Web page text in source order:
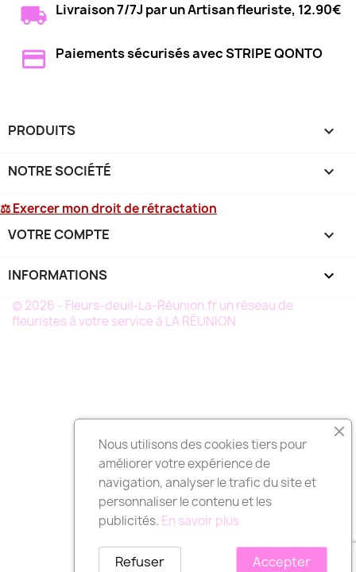
Livraison 7/7J par un Artisan fleuriste, 12.90€
Paiements sécurisés avec STRIPE QONTO
PRODUITS 
NOTRE SOCIÉTÉ 
⚖ Exercer mon droit de rétractation
VOTRE COMPTE 
INFORMATIONS keyboard_arrow_down
© 2026 - Fleurs-deuil-La-Réunion.fr un réseau de
fleuristes à votre service à LA RÉUNION
Nous utilisons des cookies tiers pour
améliorer votre expérience de
navigation, analyser le trafic du site et
personnaliser le contenu et les
publicités. En savoir plus
Accepter
Refuser